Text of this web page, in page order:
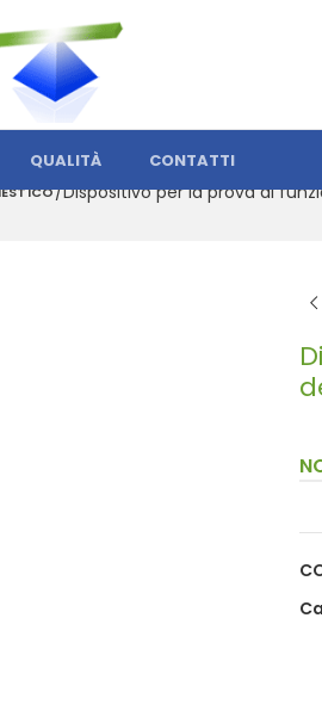
QUALITÀ CONTATTI
Dispositivo per la prova di